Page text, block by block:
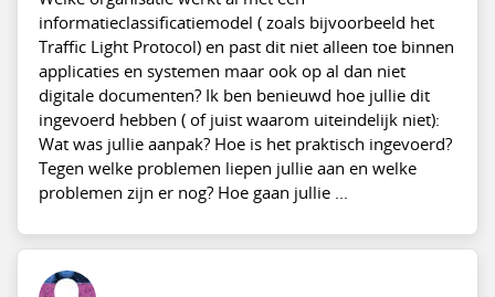
informatieclassificatiemodel ( zoals bijvoorbeeld het
Traffic Light Protocol) en past dit niet alleen toe binnen
applicaties en systemen maar ook op al dan niet
digitale documenten? Ik ben benieuwd hoe jullie dit
ingevoerd hebben ( of juist waarom uiteindelijk niet):
Wat was jullie aanpak? Hoe is het praktisch ingevoerd?
Tegen welke problemen liepen jullie aan en welke
problemen zijn er nog? Hoe gaan jullie ...